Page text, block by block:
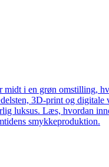
midt i en grøn omstilling,
3D-print og digitale
luksus. Læs, hvordan
smykkeproduktion.